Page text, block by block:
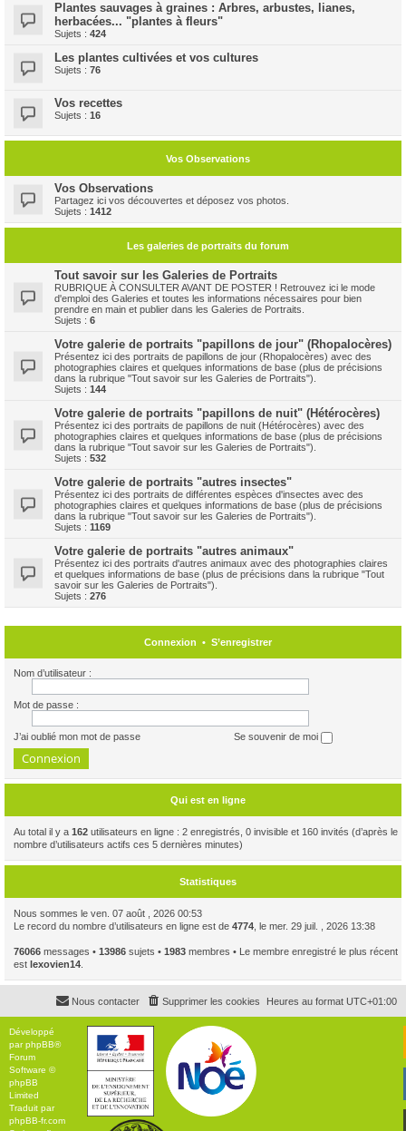
Plantes sauvages à graines : Arbres, arbustes, lianes,
herbacées... "plantes à fleurs"
Sujets : 424
Les plantes cultivées et vos cultures
Sujets : 76
Vos recettes
Sujets : 16
Vos Observations
Vos Observations
Partagez ici vos découvertes et déposez vos photos.
Sujets : 1412
Les galeries de portraits du forum
Tout savoir sur les Galeries de Portraits
RUBRIQUE À CONSULTER AVANT DE POSTER ! Retrouvez ici le mode
d'emploi des Galeries et toutes les informations nécessaires pour bien
prendre en main et publier dans les Galeries de Portraits.
Sujets : 6
Votre galerie de portraits "papillons de jour" (Rhopalocères)
Présentez ici des portraits de papillons de jour (Rhopalocères) avec des
photographies claires et quelques informations de base (plus de précisions
dans la rubrique "Tout savoir sur les Galeries de Portraits").
Sujets : 144
Votre galerie de portraits "papillons de nuit" (Hétérocères)
Présentez ici des portraits de papillons de nuit (Hétérocères) avec des
photographies claires et quelques informations de base (plus de précisions
dans la rubrique "Tout savoir sur les Galeries de Portraits").
Sujets : 532
Votre galerie de portraits "autres insectes"
Présentez ici des portraits de différentes espèces d'insectes avec des
photographies claires et quelques informations de base (plus de précisions
dans la rubrique "Tout savoir sur les Galeries de Portraits").
Sujets : 1169
Votre galerie de portraits "autres animaux"
Présentez ici des portraits d'autres animaux avec des photographies claires
et quelques informations de base (plus de précisions dans la rubrique "Tout
savoir sur les Galeries de Portraits").
Sujets : 276
Connexion • S’enregistrer
Nom d’utilisateur :
Mot de passe :
J’ai oublié mon mot de passe Se souvenir de moi
Qui est en ligne
Au total il y a 162 utilisateurs en ligne : 2 enregistrés, 0 invisible et 160 invités (d’après le
nombre d’utilisateurs actifs ces 5 dernières minutes)
Statistiques
Nous sommes le ven. 07 août , 2026 00:53
Le record du nombre d’utilisateurs en ligne est de 4774 , le mer. 29 juil. , 2026 13:38
76066 messages • 13986 sujets • 1983 membres • Le membre enregistré le plus récent
est lexovien14
Heures au format UTC+01:00
Supprimer les cookies
Nous contacter
Développé
parphpBB®
Forum
Software ©
phpBB
Limited
Traduit par
phpBB-fr.com